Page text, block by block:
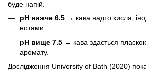
буде напій.
pH нижче 6.5 → кава надто кисла,
нотами.
pH вище 7.5 → кава здається
аромату.
Дослідження University of Bath (2020)